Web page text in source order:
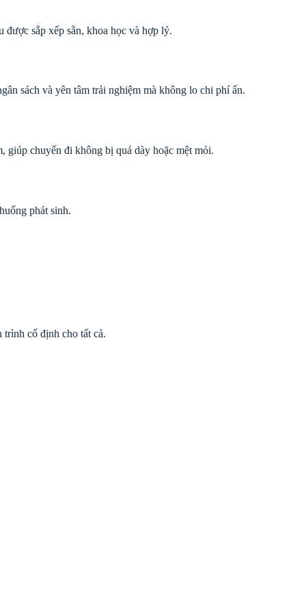
sắp xếp sẵn, khoa học và hợp lý.
sách và yên tâm trải nghiệm mà không lo chi phí ẩn.
giúp chuyến đi không bị quá dày hoặc mệt mỏi.
phát sinh.
cố định cho tất cả.